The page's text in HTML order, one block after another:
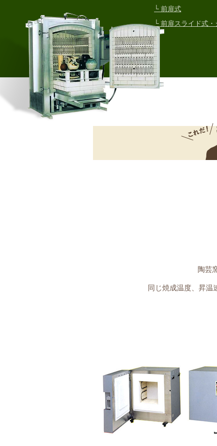
└ 前扉式
└ 前扉スライド式
陶芸
同じ焼成温度、昇温